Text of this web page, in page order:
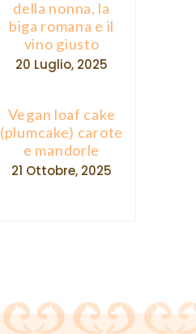
della nonna, la
biga romana e il
vino giusto
20 Luglio, 2025
Vegan loaf cake
(plumcake) carote
e mandorle
21 Ottobre, 2025